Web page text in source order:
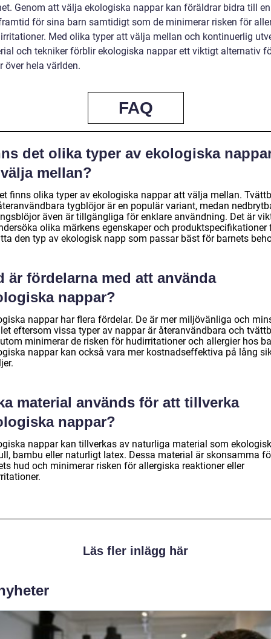
Genom att välja ekologiska nappar kan föräldrar bidra till
för sina barn samtidigt som de minimerar risken för
Med olika typer att välja mellan och kontinuerlig
och tekniker förblir ekologiska nappar ett viktigt alternativ
över hela världen.
FAQ
det olika typer av ekologiska
mellan?
finns olika typer av ekologiska nappar att välja mellan.
tygblöjor är en populär variant, medan
även är tillgängliga för enklare användning. Det är
olika märkens egenskaper och produktspecifikationer
den typ av ekologisk napp som passar bäst för barnets
är fördelarna med att använda
nappar?
nappar har flera fördelar. De är mer miljövänliga och
eftersom vissa typer av nappar är återanvändbara och
minimerar de risken för hudirritationer och allergier hos
nappar kan också vara mer kostnadseffektiva på lång
material används för att tillverka
nappar?
nappar kan tillverkas av naturliga material som ekologisk
bambu eller naturligt latex. Dessa material är skonsamma
hud och minimerar risken för allergiska reaktioner eller
Läs fler inlägg här